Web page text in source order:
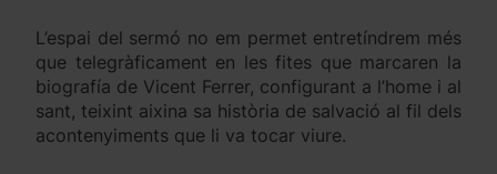
L’espai del sermó no em permet entretíndrem més
que telegràficament en les fites que marcaren la
biografía de Vicent Ferrer, configurant a l’home i al
sant, teixint aixina sa història de salvació al fil dels
acontenyiments que li va tocar viure.